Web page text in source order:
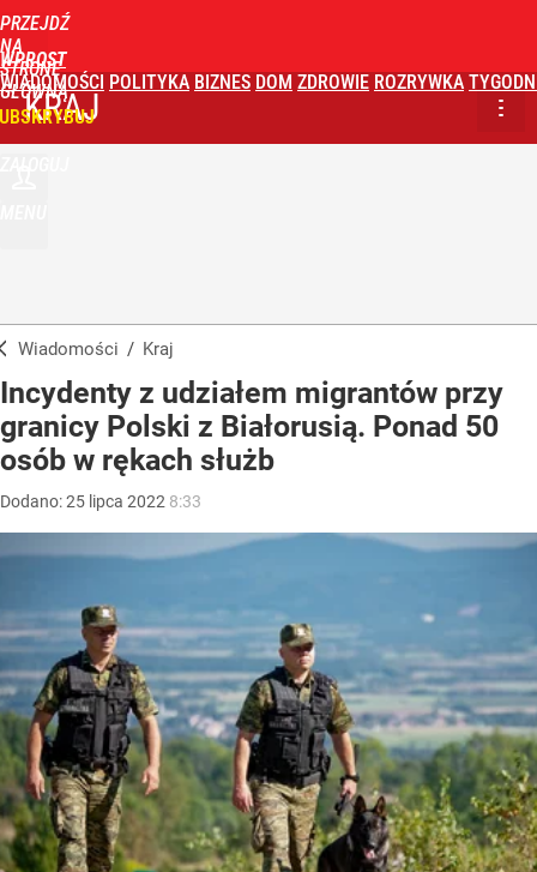
PRZEJDŹ
NA
STRONĘ
GŁÓWNĄ
WPROST
WIADOMOŚCI POLITYKA BIZNES DOM ZDROWIE ROZRYWKA
KRAJ
Wiadomości / Kraj
Incydenty z udziałem migrantów przy
granicy Polski z Białorusią. Ponad 50
osób w rękach służb
Dodano:25 lipca 2022 8:33